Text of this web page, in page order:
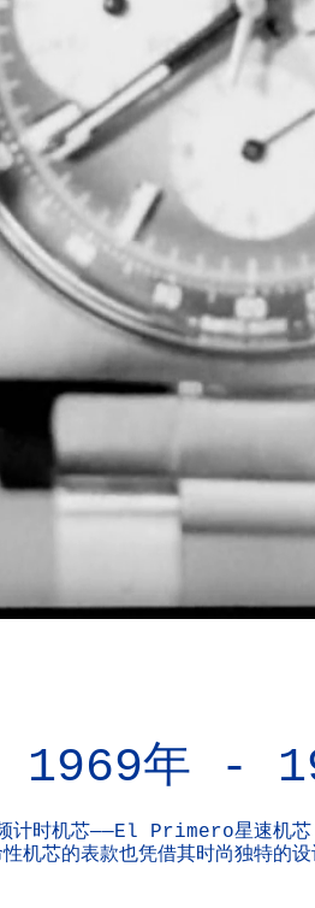
1969年 -
计时机芯——El Primero星速机芯
机芯的表款也凭借其时尚独特的